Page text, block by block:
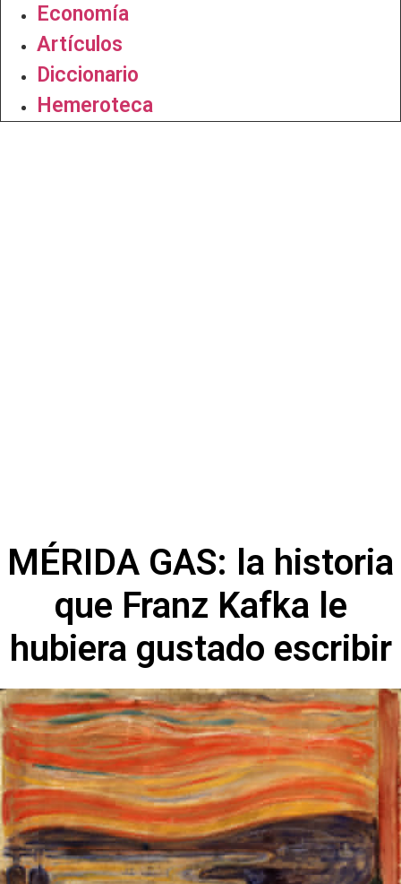
Economía
Artículos
Diccionario
Hemeroteca
MÉRIDA GAS: la historia
que Franz Kafka le
hubiera gustado escribir